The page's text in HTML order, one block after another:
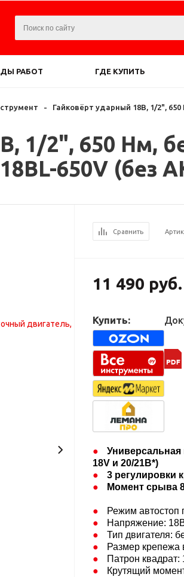
РАБОТ ГДЕ КУПИТЬ
-
Гайковёрт ударный 18В, 1/2",
1/2", 650 Нм,
650V (без
Сравнить
11 490 руб.
Купить:
18V и 20/21В*)​
3 регулировки
Момент срыва
Режим автостоп
Напряжение:
Тип двигателя:
Размер крепежа
Патрон
Крутящий